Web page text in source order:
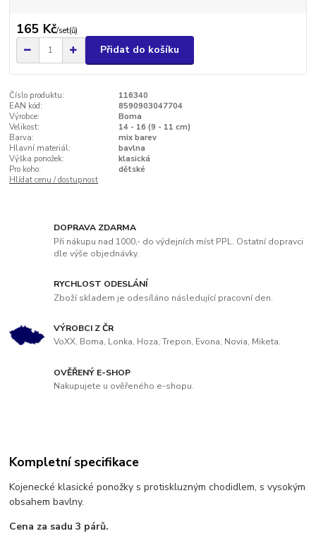
165 Kč/set(ů)
Přidat do košíku
Číslo produktu:
116340
EAN kód:
8590903047704
Výrobce:
Boma
Velikost:
14 - 16 (9 - 11 cm)
Barva:
mix barev
Hlavní materiál:
bavlna
Výška ponožek:
klasická
Pro koho:
dětské
Hlídat cenu / dostupnost
DOPRAVA ZDARMA
Při nákupu nad 1000,- do výdejních míst PPL. Ostatní dopravci
dle výše objednávky.
RYCHLOST ODESLÁNÍ
Zboží skladem je odesíláno následující pracovní den.
VÝROBCI Z ČR
VoXX, Boma, Lonka, Hoza, Trepon, Evona, Novia, Miketa.
OVĚŘENÝ E-SHOP
Nakupujete u ověřeného e-shopu.
Kompletní specifikace
Kojenecké klasické ponožky s protiskluzným chodidlem, s vysokým
obsahem bavlny.
Cena za sadu 3 párů.